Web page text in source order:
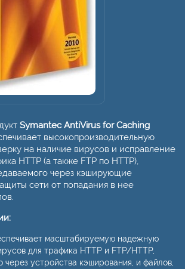
Symantec AntiVirus for Caching
высокопроизводительную
на наличие вирусов и исправление
HTTP (а также FTP по HTTP),
через кэширующие
сети от попадания в нее
масштабируемую надежную
для трафика HTTP и FTP/HTTP,
через устройства кэширования, и файлов,